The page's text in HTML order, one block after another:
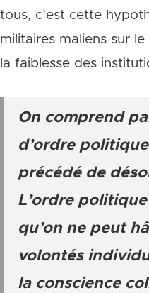
tous, c’est cette
militaires maliens sur
la faiblesse des
On comprend
d’ordre
précédé de
L’ordre
qu’on ne peut
volontés
la conscience